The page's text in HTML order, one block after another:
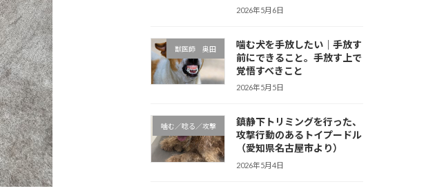
2026年5月6日
獣医師 奥田
噛む犬を手放したい｜手放す
前にできること。手放す上で
覚悟すべきこと
2026年5月5日
噛む／唸る／攻撃
鎮静下トリミングを行った、
攻撃行動のあるトイプードル
（愛知県名古屋市より）
2026年5月4日